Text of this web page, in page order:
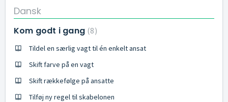
Dansk
Kom godt i gang 8
Tildel en særlig vagt til én enkelt ansat
Skift farve på en vagt
Skift rækkefølge på ansatte
Tilføj ny regel til skabelonen